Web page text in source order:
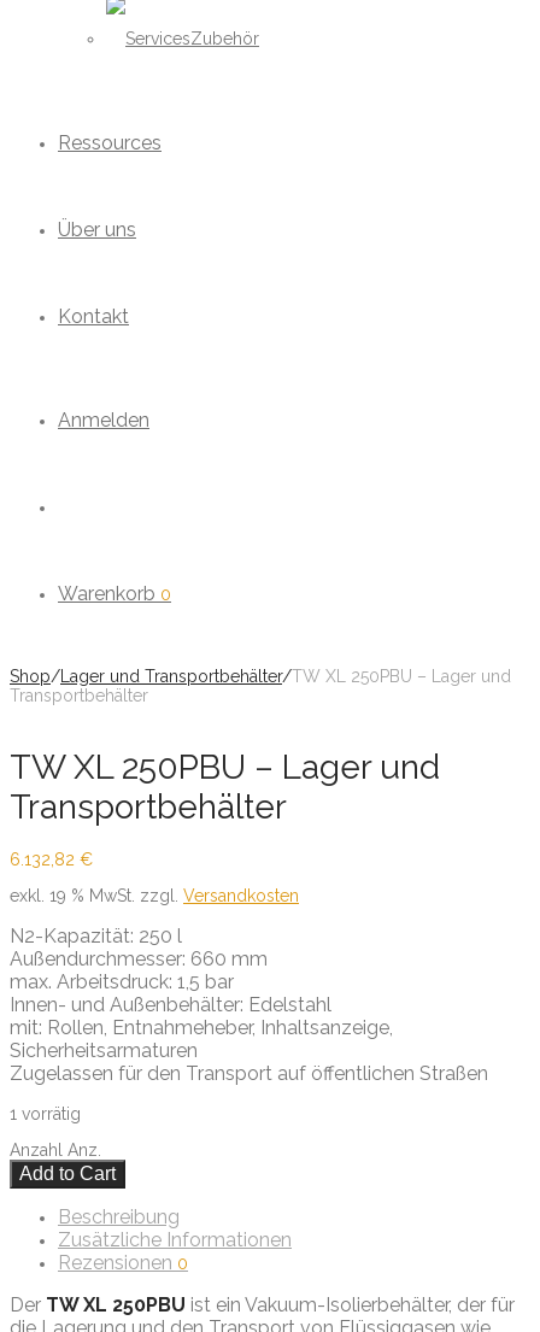
Zubehör
Ressources
Über uns
Kontakt
Anmelden
Warenkorb 0
Shop/ Lager und Transportbehälter/TW XL 250PBU – Lager und
Transportbehälter
TW XL 250PBU – Lager und
Transportbehälter
6.132,82 €
exkl. 19 % MwSt. zzgl. Versandkosten
N2-Kapazität: 250 l
Außendurchmesser: 660 mm
max. Arbeitsdruck: 1,5 bar
Innen- und Außenbehälter: Edelstahl
mit: Rollen, Entnahmeheber, Inhaltsanzeige,
Sicherheitsarmaturen
Zugelassen für den Transport auf öffentlichen Straßen
1 vorrätig
Anzahl Anz.
Add to Cart
Beschreibung
Zusätzliche Informationen
Rezensionen 0
Der TW XL 250PBU ist ein Vakuum-Isolierbehälter, der für
die Lagerung und den Transport von Flüssiggasen wie